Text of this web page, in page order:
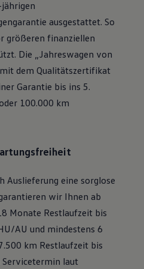
Flüssigkeiten
Unfallhilfe
Zubehör
und Elektronik
Modell finden
Login und Shop
Karten und Radio
ausgestattet. So
größeren finanziellen
Die „Jahreswagen von
dem Qualitätszertifikat
Garantie bis ins 5.
100.000 km
Auslieferung eine sorglose
wir Ihnen ab
Monate Restlaufzeit bis
AU und mindestens 6
km Restlaufzeit bis
Servicetermin laut